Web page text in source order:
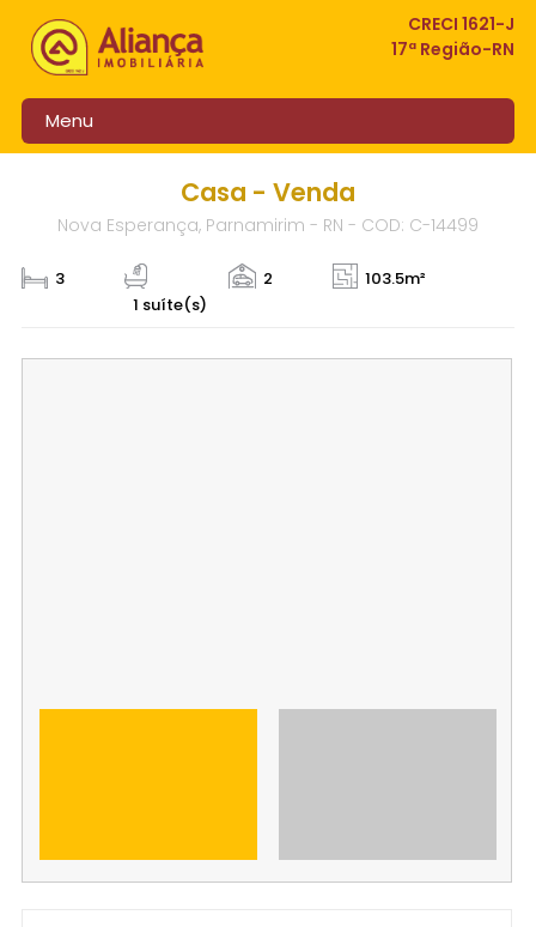
CRECI 1621-J
17ª Região-RN
Menu
Casa - Venda
Nova Esperança, Parnamirim - RN - COD: C-14499
3
1 suíte(s)
2 103.5m²